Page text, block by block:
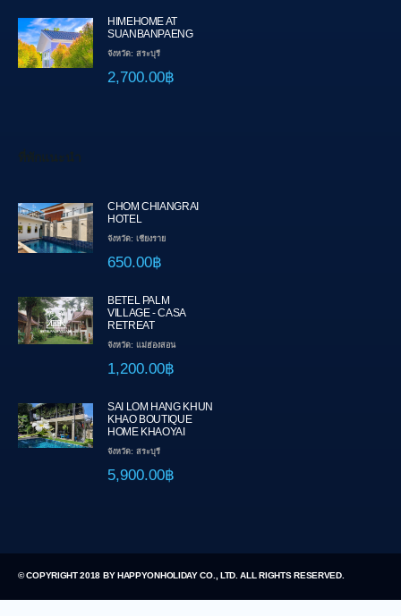
HIMEHOME AT
SUANBANPAENG
จังหวัด: สระบุรี
2,700.00฿
ที่พักแนะนำ
CHOM CHIANGRAI
HOTEL
จังหวัด: เชียงราย
650.00฿
BETEL PALM
VILLAGE - CASA
RETREAT
จังหวัด: แม่ฮ่องสอน
1,200.00฿
SAI LOM HANG KHUN
KHAO BOUTIQUE
HOME KHAOYAI
จังหวัด: สระบุรี
5,900.00฿
© COPYRIGHT 2018 BY HAPPYONHOLIDAY CO., LTD. ALL RIGHTS RESERVED.